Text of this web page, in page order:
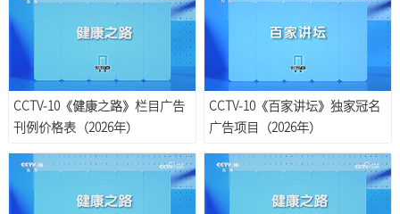
CCTV-10《健康之路》栏目广告
刊例价格表（2026年）
CCTV-10《百家讲坛》独家冠名
广告项目（2026年）